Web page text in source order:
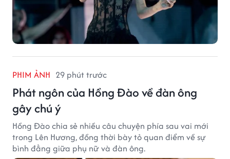
PHIM ẢNH 29 phút trước
Phát ngôn của Hồng Đào về đàn ông
gây chú ý
Hồng Đào chia sẻ nhiều câu chuyện phía sau vai mới
trong Lên Hương, đồng thời bày tỏ quan điểm về sự
bình đẳng giữa phụ nữ và đàn ông.